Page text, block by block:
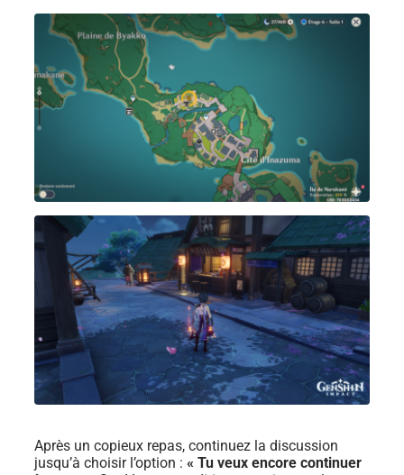
Après un copieux repas, continuez la discussion
jusqu’à choisir l’option : « Tu veux encore continuer